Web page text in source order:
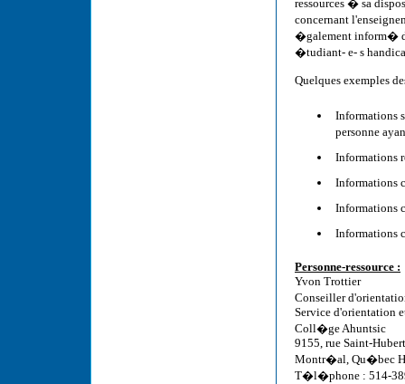
ressources � sa
concernant
�galement inform�
�tudiant- e- s
Quelques exemples
Informations
personne
Informations
Informations
Informations
Informations
Personne-ressource :
Yvon Trottier
Conseiller
Service d'orientation
Coll�ge Ahuntsic
9155, rue Saint-Hubert
Montr�al, Qu�bec
T�l�phone : 514-